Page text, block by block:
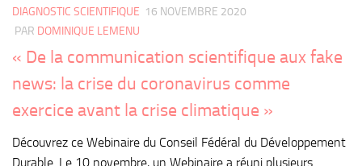
DIAGNOSTIC SCIENTIFIQUE 16 NOVEMBRE 2020
PAR DOMINIQUE LEMENU
« De la communication scientifique aux fake
news: la crise du coronavirus comme
exercice avant la crise climatique »
Découvrez ce Webinaire du Conseil Fédéral du Développement
Durable. Le 10 novembre, un Webinaire a réuni plusieurs